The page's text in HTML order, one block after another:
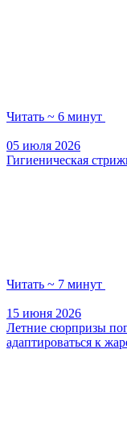
Читать ~ 6 минут
05 июля 2026
Гигиеническая
Читать ~ 7 минут
15 июня 2026
Летние сюрпризы
адаптироваться к